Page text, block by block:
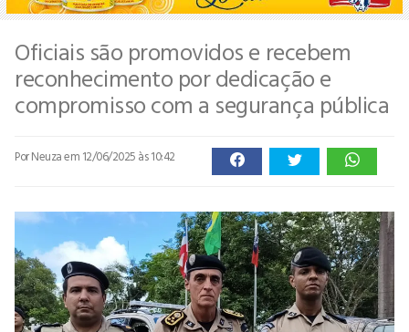
Oficiais são promovidos e recebem
reconhecimento por dedicação e
compromisso com a segurança pública
Por Neuzaem 12/06/2025 às 10:42